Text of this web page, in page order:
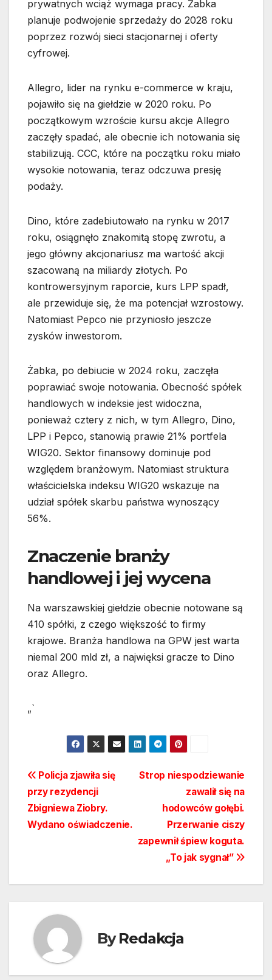
prywatnych wciąż wymaga pracy. Żabka
planuje podwojenie sprzedaży do 2028 roku
poprzez rozwój sieci stacjonarnej i oferty
cyfrowej.
Allegro, lider na rynku e-commerce w kraju,
pojawiło się na giełdzie w 2020 roku. Po
początkowym wzroście kursu akcje Allegro
zaczęły spadać, ale obecnie ich notowania się
stabilizują. CCC, które na początku roku miało
wysokie notowania, teraz odczuwa presję
podaży.
Dino, które zadebiutowało na rynku w 2017
roku, osiągnęło znakomitą stopę zwrotu, a
jego główny akcjonariusz ma wartość akcji
szacowaną na miliardy złotych. Po
kontrowersyjnym raporcie, kurs LPP spadł,
ale przewiduje się, że ma potencjał wzrostowy.
Natomiast Pepco nie przyniosło jeszcze
zysków inwestorom.
Żabka, po debiucie w 2024 roku, zaczęła
poprawiać swoje notowania. Obecność spółek
handlowych w indeksie jest widoczna,
ponieważ cztery z nich, w tym Allegro, Dino,
LPP i Pepco, stanowią prawie 21% portfela
WIG20. Sektor finansowy dominuje pod
względem branżowym. Natomiast struktura
właścicielska indeksu WIG20 wskazuje na
udział spółek skarbu państwa wynoszący
56%.
Znaczenie branży
handlowej i jej wycena
Na warszawskiej giełdzie obecnie notowane są
410 spółki, z czego większość to firmy
krajowe. Branża handlowa na GPW jest warta
niemal 200 mld zł, a najwięksi gracze to Dino
oraz Allegro.
„`
Nawigacja
wpisu
Strop niespodziewanie
zawalił się na
hodowców gołębi.
Przerwanie ciszy
zapewnił śpiew koguta.
„To jak sygnał”
Policja zjawiła się
przy rezydencji
Zbigniewa Ziobry.
Wydano oświadczenie.
ByRedakcja